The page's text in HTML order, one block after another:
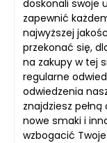
doskonali swoje
zapewnić
najwyższej
przekonać się,
na zakupy w tej
regularne
odwiedzenia
znajdziesz
nowe smaki i
wzbogacić